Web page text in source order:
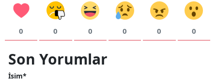
Kastamonu
Kayseri
0 0 0 0 0 0
Son Yorumlar
İsim*